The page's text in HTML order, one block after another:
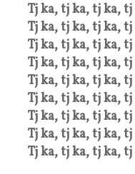
Tj ka, tj ka, tj ka, tj
Tj ka, tj ka, tj ka, tj
Tj ka, tj ka, tj ka, tj
Tj ka, tj ka, tj ka, tj
Tj ka, tj ka, tj ka, tj
Tj ka, tj ka, tj ka, tj
Tj ka, tj ka, tj ka, tj
Tj ka, tj ka, tj ka, tj
Tj ka, tj ka, tj ka, tj